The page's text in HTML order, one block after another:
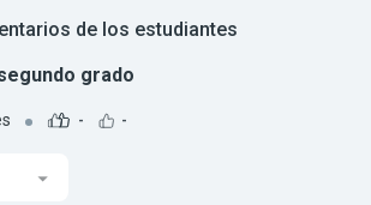
de los estudiantes
grado
- -